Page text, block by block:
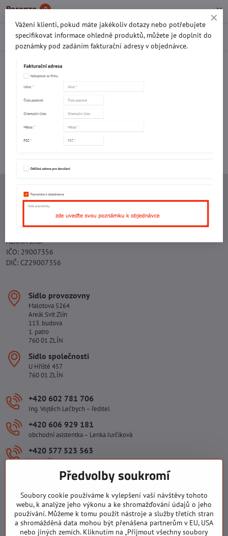
Recenze 0
Diskuse 0
FacebookTwitter
Potřebujete poradit s objednávkou?
Kontaktujte nás:
+420 577 523 563
Ing. Vojtěch Lečbych - IVL
DIČ: CZ5602130809
ALRIVA s.r.o.
IČO: 29007356
DIČ: CZ29007356
Sídlo provozovny
Malotova 5264
Areál Svit Zlín
113. budova
1. patro
760 01 ZLÍN
Sídlo společnosti
U Hřiště 457
760 01 ZLÍN
+420 602 781 706
Ing. Vojtěch Lečbych – ředitel
+420 606 929 181
obchodní asistentka – Lenka Jurčíková
+420 577 523 563
kancelář
ivlecbych​@seznam​.cz
Důležité odkazy
Předvolby soukromí
Soubory cookie používáme k vylepšení vaší návštěvy tohoto
webu, k analýze jeho výkonu a ke shromažďování údajů o jeho
používání. Můžeme k tomu použít nástroje a služby třetích stran
a shromážděná data mohou být přenášena partnerům v EU, USA
nebo jiných zemích. Kliknutím na „Přijmout všechny soubory
Vážení klienti, pokud máte jakékoliv dotazy nebo potřebujete
specifikovat informace ohledně produktů, můžete je doplnit do
poznámky pod zadáním fakturační adresy v objednávce.